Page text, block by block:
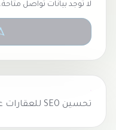
لا توجد بيانات تواصل متاحة.
تحسين SEO للعقارات عبر